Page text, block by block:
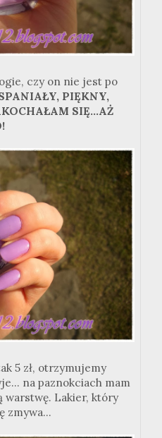
czy on nie jest po
PIĘKNY,
SIĘ...AŻ
5 zł, otrzymujemy
na paznokciach mam
warstwę. Lakier, który
zmywa...